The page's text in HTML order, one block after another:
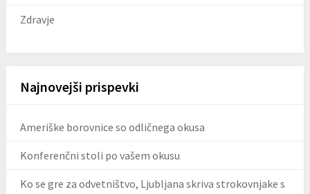
Zdravje
Najnovejši prispevki
Ameriške borovnice so odličnega okusa
Konferenčni stoli po vašem okusu
Ko se gre za odvetništvo, Ljubljana skriva strokovnjake s